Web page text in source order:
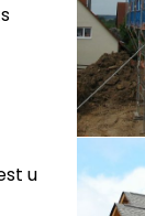
u